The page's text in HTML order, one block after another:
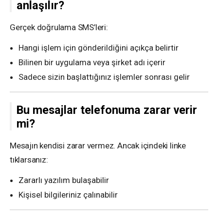
anlaşılır?
Gerçek doğrulama SMS’leri:
Hangi işlem için gönderildiğini açıkça belirtir
Bilinen bir uygulama veya şirket adı içerir
Sadece sizin başlattığınız işlemler sonrası gelir
Bu mesajlar telefonuma zarar verir
mi?
Mesajın kendisi zarar vermez. Ancak içindeki linke
tıklarsanız:
Zararlı yazılım bulaşabilir
Kişisel bilgileriniz çalınabilir